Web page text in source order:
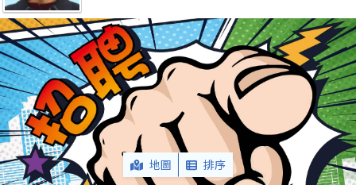
地圖 排序